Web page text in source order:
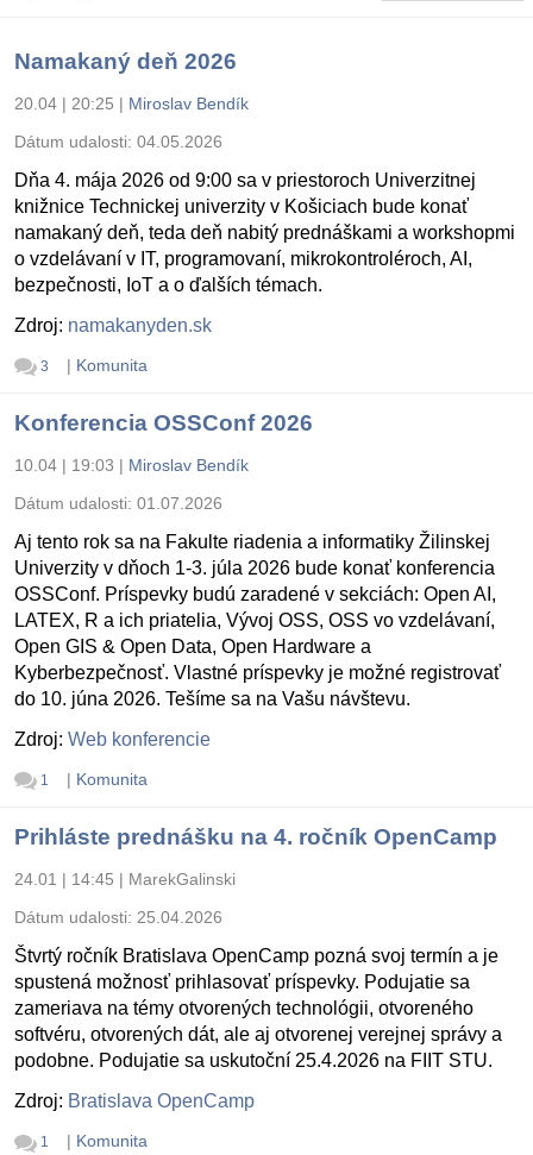
Namakaný deň 2026
20.04 | 20:25 | Miroslav Bendík
Dátum udalosti: 04.05.2026
Dňa 4. mája 2026 od 9:00 sa v priestoroch Univerzitnej
knižnice Technickej univerzity v Košiciach bude konať
namakaný deň, teda deň nabitý prednáškami a workshopmi
o vzdelávaní v IT, programovaní, mikrokontroléroch, AI,
bezpečnosti, IoT a o ďalších témach.
Zdroj: namakanyden.sk
3 | Komunita
Konferencia OSSConf 2026
10.04 | 19:03 | Miroslav Bendík
Dátum udalosti: 01.07.2026
Aj tento rok sa na Fakulte riadenia a informatiky Žilinskej
Univerzity v dňoch 1-3. júla 2026 bude konať konferencia
OSSConf. Príspevky budú zaradené v sekciách: Open AI,
LATEX, R a ich priatelia, Vývoj OSS, OSS vo vzdelávaní,
Open GIS & Open Data, Open Hardware a
Kyberbezpečnosť. Vlastné príspevky je možné registrovať
do 10. júna 2026. Tešíme sa na Vašu návštevu.
Zdroj: Web konferencie
1 | Komunita
Prihláste prednášku na 4. ročník OpenCamp
24.01 | 14:45 | MarekGalinski
Dátum udalosti: 25.04.2026
Štvrtý ročník Bratislava OpenCamp pozná svoj termín a je
spustená možnosť prihlasovať príspevky. Podujatie sa
zameriava na témy otvorených technológii, otvoreného
softvéru, otvorených dát, ale aj otvorenej verejnej správy a
podobne. Podujatie sa uskutoční 25.4.2026 na FIIT STU.
Zdroj: Bratislava OpenCamp
1 | Komunita